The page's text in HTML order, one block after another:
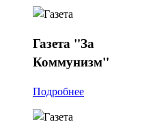
Газета "За
Коммунизм"
Подробнее